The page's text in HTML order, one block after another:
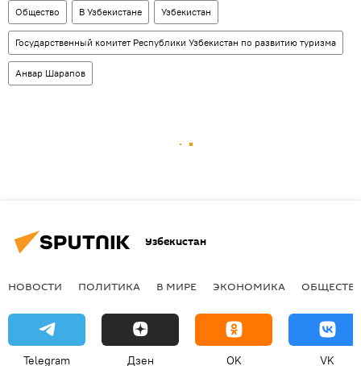
Общество В Узбекистане Узбекистан
Государственный комитет Республики Узбекистан по развитию туризма
Анвар Шарапов
Узбекистан
НОВОСТИ ПОЛИТИКА В МИРЕ ЭКОНОМИКА
Telegram Дзен OK VK